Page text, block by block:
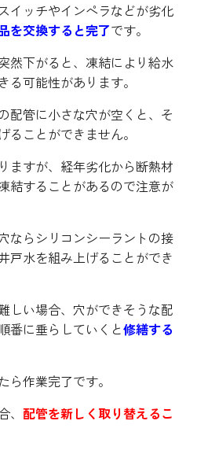
イッチやインペラなどが劣化
を交換すると完了です。
然下がると、凍結により給水
る可能性があります。
配管に小さな穴が空くと、そ
ことができません。
ますが、経年劣化から断熱材
結することがあるので注意が
ならシリコンシーラントの接
戸水を組み上げることができ
しい場合、穴ができそうな配
番に垂らしていくと修繕する
ら作業完了です。
配管を新しく取り替えるこ